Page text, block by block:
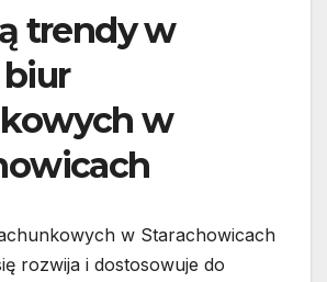
trendy w
w
w Starachowicach
rozwija i dostosowuje do